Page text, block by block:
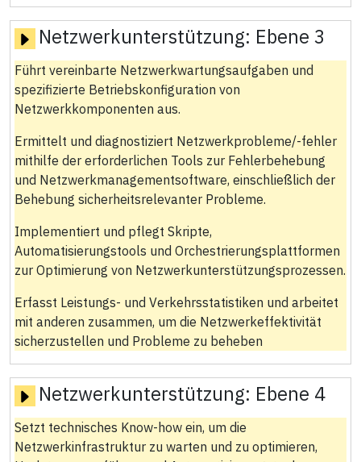
Netzwerkunterstützung: Ebene 3
Führt vereinbarte Netzwerkwartungsaufgaben und
spezifizierte Betriebskonfiguration von
Netzwerkkomponenten aus.
Ermittelt und diagnostiziert Netzwerkprobleme/-fehler
mithilfe der erforderlichen Tools zur Fehlerbehebung
und Netzwerkmanagementsoftware, einschließlich der
Behebung sicherheitsrelevanter Probleme.
Implementiert und pflegt Skripte,
Automatisierungstools und Orchestrierungsplattformen
zur Optimierung von Netzwerkunterstützungsprozessen.
Erfasst Leistungs- und Verkehrsstatistiken und arbeitet
mit anderen zusammen, um die Netzwerkeffektivität
sicherzustellen und Probleme zu beheben
Netzwerkunterstützung: Ebene 4
Setzt technisches Know-how ein, um die
Netzwerkinfrastruktur zu warten und zu optimieren,